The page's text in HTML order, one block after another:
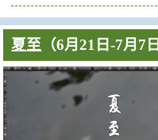
夏至 （6月21日-7月7